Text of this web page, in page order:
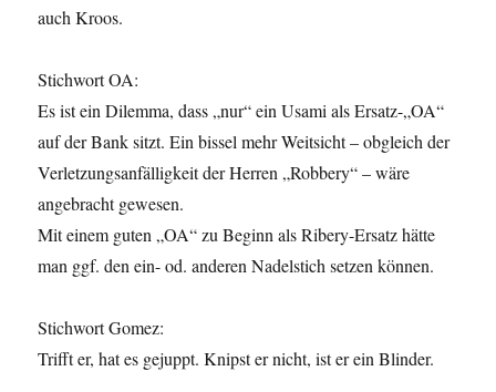
auch Kroos.
Stichwort OA:
Es ist ein Dilemma, dass „nur“ ein Usami als Ersatz-„OA“
auf der Bank sitzt. Ein bissel mehr Weitsicht – obgleich der
Verletzungsanfälligkeit der Herren „Robbery“ – wäre
angebracht gewesen.
Mit einem guten „OA“ zu Beginn als Ribery-Ersatz hätte
man ggf. den ein- od. anderen Nadelstich setzen können.
Stichwort Gomez:
Trifft er, hat es gejuppt. Knipst er nicht, ist er ein Blinder.